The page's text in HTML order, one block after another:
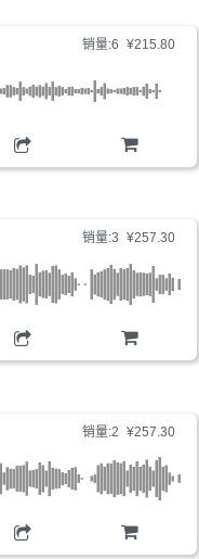
销量:6 ¥215.80
销量:3 ¥257.30
销量:2 ¥257.30